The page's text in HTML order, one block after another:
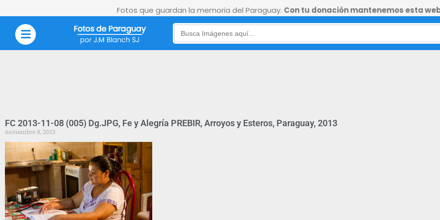
Fotos que guardan la memoria del Paraguay. Con tu donación mantenemos esta
Search
for:
FC 2013-11-08 (005) Dg.JPG, Fe y Alegría PREBIR, Arroyos y Esteros, Paraguay, 2013
noviembre 8, 2013